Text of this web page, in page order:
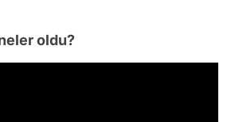
oldu?